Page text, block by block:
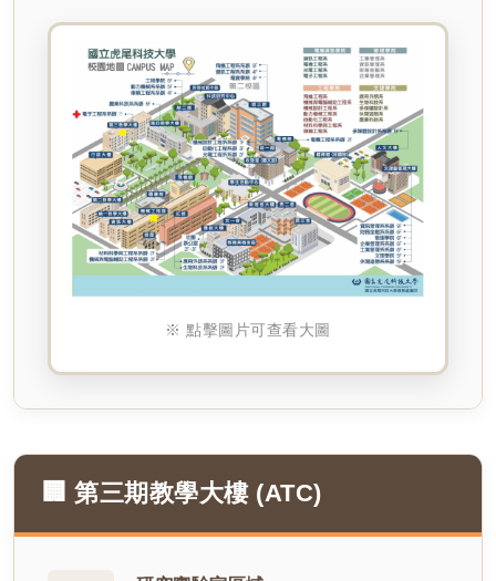
※ 點擊圖片可查看大圖
🏢 第三期教學大樓 (ATC)